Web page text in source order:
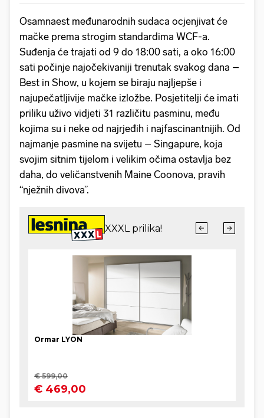
Osamnaest međunarodnih sudaca ocjenjivat će
mačke prema strogim standardima WCF-a.
Suđenja će trajati od 9 do 18:00 sati, a oko 16:00
sati počinje najočekivaniji trenutak svakog dana –
Best in Show, u kojem se biraju najljepše i
najupečatljivije mačke izložbe. Posjetitelji će imati
priliku uživo vidjeti 31 različitu pasminu, među
kojima su i neke od najrjeđih i najfascinantnijih. Od
najmanje pasmine na svijetu – Singapure, koja
svojim sitnim tijelom i velikim očima ostavlja bez
daha, do veličanstvenih Maine Coonova, pravih
“nježnih divova”.